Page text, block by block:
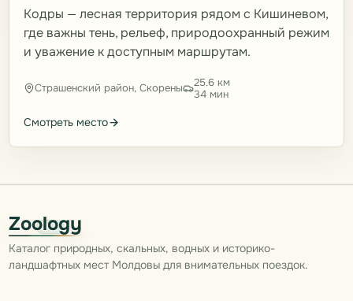
Кодры — лесная территория рядом с Кишиневом,
где важны тень, рельеф, природоохранный режим
и уважение к доступным маршрутам.
Страшенский район, Скорены
25.6 км
34 мин
Смотреть место
Zoology
Каталог природных, скальных, водных и историко-
ландшафтных мест Молдовы для внимательных поездок.